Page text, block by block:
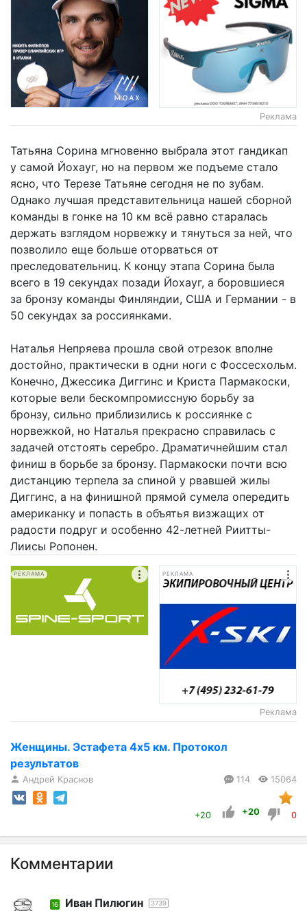
Реклама
Татьяна Сорина мгновенно выбрала этот гандикап
у самой Йохауг, но на первом же подъеме стало
ясно, что Терезе Татьяне сегодня не по зубам.
Однако лучшая представительница нашей сборной
команды в гонке на 10 км всё равно старалась
держать взглядом норвежку и тянуться за ней, что
позволило еще больше оторваться от
преследовательниц. К концу этапа Сорина была
всего в 19 секундах позади Йохауг, а боровшиеся
за бронзу команды Финляндии, США и Германии - в
50 секундах за россиянками.
Наталья Непряева прошла свой отрезок вполне
достойно, практически в одни ноги с Фоссесхольм.
Конечно, Джессика Диггинс и Криста Пармакоски,
которые вели бескомпромиссную борьбу за
бронзу, сильно приблизились к россиянке с
норвежкой, но Наталья прекрасно справилась с
задачей отстоять серебро. Драматичнейшим стал
финиш в борьбе за бронзу. Пармакоски почти всю
дистанцию терпела за спиной у рвавшей жилы
Диггинс, а на финишной прямой сумела опередить
американку и попасть в объятья визжащих от
радости подруг и особенно 42-летней Риитты-
Лиисы Ропонен.
РЕКЛАМА РЕКЛАМА
Реклама
Женщины. Эстафета 4х5 км. Протокол
результатов
Андрей Краснов 114 15064
+20 +20 0
Комментарии
16 Иван Пилюгин 3739